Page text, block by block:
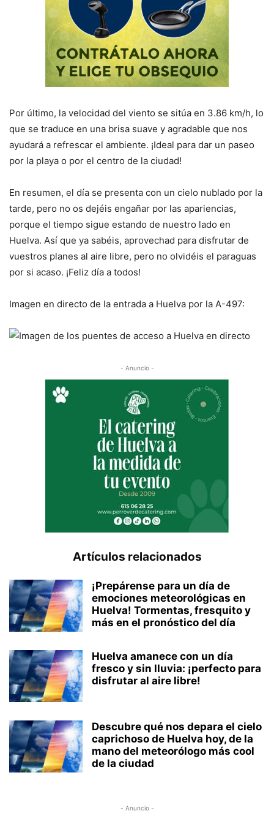
Por último, la velocidad del viento se sitúa en 3.86 km/h, lo
que se traduce en una brisa suave y agradable que nos
ayudará a refrescar el ambiente. ¡Ideal para dar un paseo
por la playa o por el centro de la ciudad!
En resumen, el día se presenta con un cielo nublado por la
tarde, pero no os dejéis engañar por las apariencias,
porque el tiempo sigue estando de nuestro lado en
Huelva. Así que ya sabéis, aprovechad para disfrutar de
vuestros planes al aire libre, pero no olvidéis el paraguas
por si acaso. ¡Feliz día a todos!
Imagen en directo de la entrada a Huelva por la A-497:
- Anuncio -
Artículos relacionados
¡Prepárense para un día de
emociones meteorológicas en
Huelva! Tormentas, fresquito y
más en el pronóstico del día
Huelva amanece con un día
fresco y sin lluvia: ¡perfecto para
disfrutar al aire libre!
Descubre qué nos depara el cielo
caprichoso de Huelva hoy, de la
mano del meteorólogo más cool
de la ciudad
- Anuncio -